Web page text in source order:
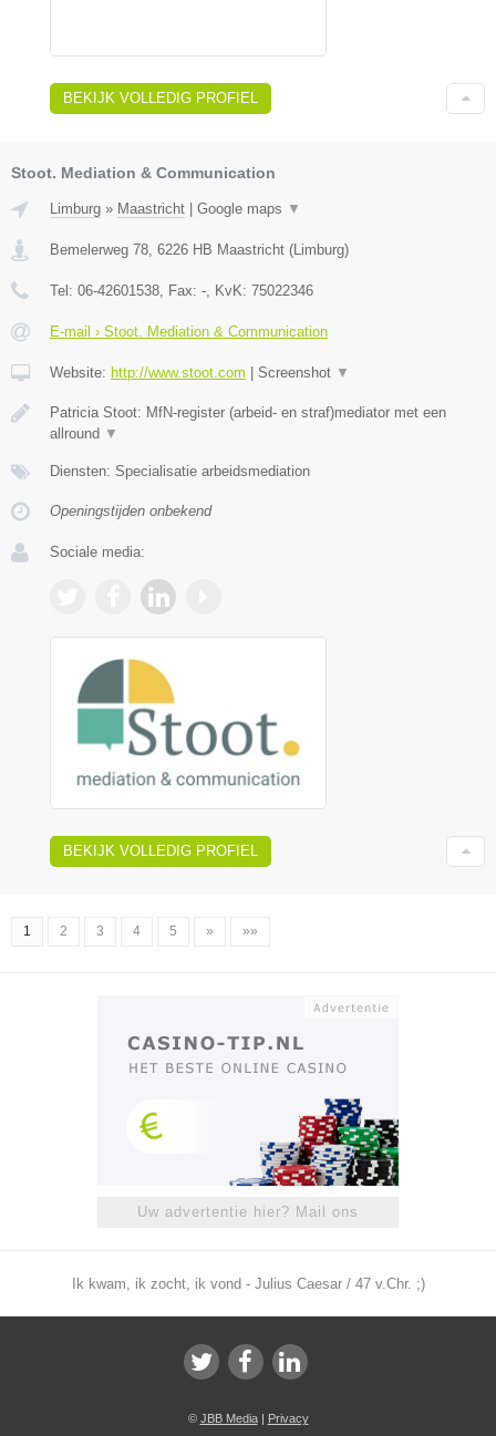
BEKIJK VOLLEDIG PROFIEL
Stoot. Mediation & Communication
Limburg » Maastricht Google maps ▼
Bemelerweg 78, 6226 HB Maastricht (Limburg)
Tel: 06-42601538, Fax: -, KvK: 75022346
E-mail › Stoot. Mediation & Communication
Website: http://www.stoot.com Screenshot ▼
Patricia Stoot: MfN-register (arbeid- en straf)mediator met een
allround ▼
Diensten: Specialisatie arbeidsmediation
Openingstijden onbekend
Sociale media:
BEKIJK VOLLEDIG PROFIEL
1 2 3 4 5 » »»
Uw advertentie hier? Mail ons
Ik kwam, ik zocht, ik vond - Julius Caesar / 47 v.Chr. ;)
© JBB Media| Privacy